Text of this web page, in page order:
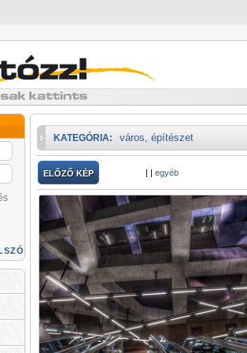
KATEGÓRIA: város, építészet
ELŐZŐ KÉP | | egyéb